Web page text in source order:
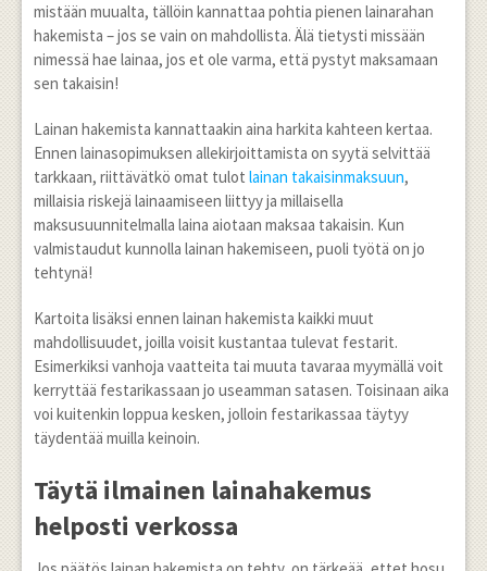
mistään muualta, tällöin kannattaa pohtia pienen lainarahan
hakemista – jos se vain on mahdollista. Älä tietysti missään
nimessä hae lainaa, jos et ole varma, että pystyt maksamaan
sen takaisin!
Lainan hakemista kannattaakin aina harkita kahteen kertaa.
Ennen lainasopimuksen allekirjoittamista on syytä selvittää
tarkkaan, riittävätkö omat tulot lainan takaisinmaksuun,
millaisia riskejä lainaamiseen liittyy ja millaisella
maksusuunnitelmalla laina aiotaan maksaa takaisin. Kun
valmistaudut kunnolla lainan hakemiseen, puoli työtä on jo
tehtynä!
Kartoita lisäksi ennen lainan hakemista kaikki muut
mahdollisuudet, joilla voisit kustantaa tulevat festarit.
Esimerkiksi vanhoja vaatteita tai muuta tavaraa myymällä voit
kerryttää festarikassaan jo useamman satasen. Toisinaan aika
voi kuitenkin loppua kesken, jolloin festarikassaa täytyy
täydentää muilla keinoin.
Täytä ilmainen lainahakemus
helposti verkossa